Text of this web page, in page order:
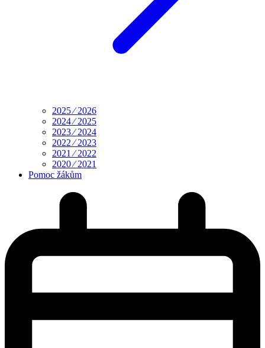
2025 ⁄ 2026
2024 ⁄ 2025
2023 ⁄ 2024
2022 ⁄ 2023
2021 ⁄ 2022
2020 ⁄ 2021
Pomoc žákům